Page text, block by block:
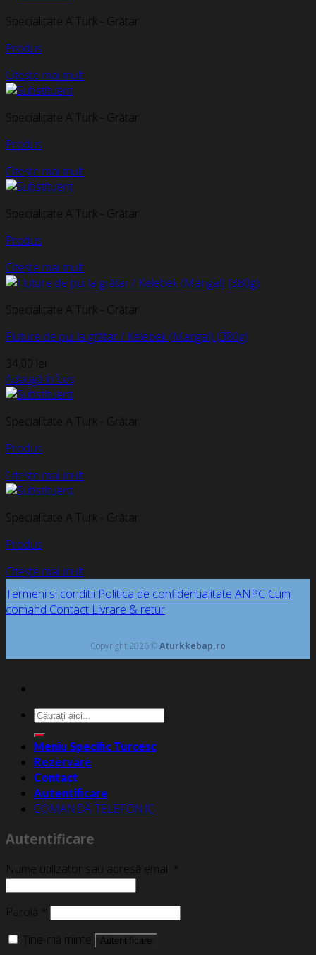
Specialitate A Turk - Grătar
Produs
Citește mai mult
Specialitate A Turk - Grătar
Produs
Citește mai mult
Specialitate A Turk - Grătar
Produs
Citește mai mult
Specialitate A Turk - Grătar
Fluture de pui la grătar / Kelebek (Mangal) (380g)
34,00 lei
Adaugă în coș
Specialitate A Turk - Grătar
Produs
Citește mai mult
Specialitate A Turk - Grătar
Produs
Citește mai mult
Termeni si conditii Politica de confidentialitate ANPC Cum
comand Contact Livrare & retur
Copyright 2026 ©Aturkkebap.ro
Caută
după:
Meniu Specific Turcesc
Rezervare
Contact
Autentificare
COMANDĂ TELEFONIC
Autentificare
Nume utilizator sau adresă email *
Parolă *
Ține-mă minte
Autentificare